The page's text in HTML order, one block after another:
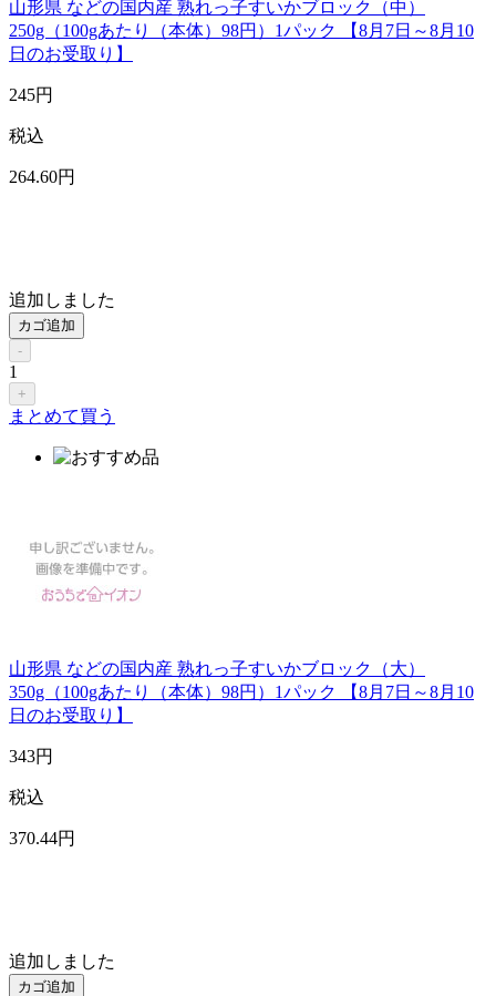
山形県 などの国内産 熟れっ子すいかブロック（中）
250g（100gあたり（本体）98円）1パック 【8月7日～8月10
日のお受取り】
245円
税込
264.60円
追加しました
カゴ追加
-
1
+
まとめて買う
山形県 などの国内産 熟れっ子すいかブロック（大）
350g（100gあたり（本体）98円）1パック 【8月7日～8月10
日のお受取り】
343円
税込
370.44円
追加しました
カゴ追加